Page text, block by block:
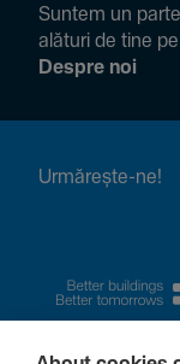
Suntem un
alături de tine
Despre noi
Urmă­rește-ne!